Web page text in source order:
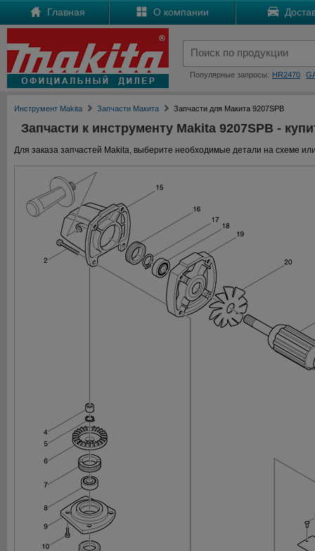
Главная О компании
Популярные запросы: HR2470
Инструмент Makita Запчасти Макита Запчасти для Макита 9207SPB
Запчасти к инструменту Makita 9207SPB -
Для заказа запчастей Makita, выберите необходимые детали на схеме